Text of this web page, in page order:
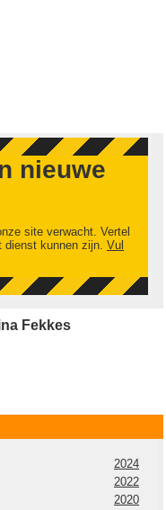
nieuwe
site verwacht. Vertel
dienst kunnen zijn. Vul
Fekkes
2024
2022
2020